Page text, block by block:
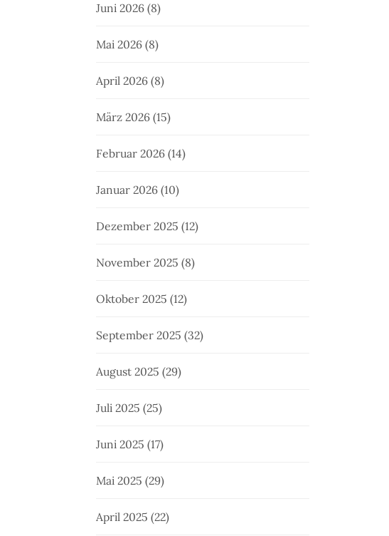
Juni 2026 (8)
Mai 2026 (8)
April 2026 (8)
März 2026 (15)
Februar 2026 (14)
Januar 2026 (10)
Dezember 2025 (12)
November 2025 (8)
Oktober 2025 (12)
September 2025 (32)
August 2025 (29)
Juli 2025 (25)
Juni 2025 (17)
Mai 2025 (29)
April 2025 (22)